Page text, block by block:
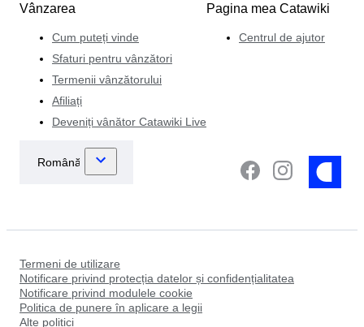
Vânzarea
Cum puteți vinde
Sfaturi pentru vânzători
Termenii vânzătorului
Afiliați
Deveniți vânător Catawiki Live
Pagina mea Catawiki
Centrul de ajutor
Termeni de utilizare
Notificare privind protecția datelor și confidențialitatea
Notificare privind modulele cookie
Politica de punere în aplicare a legii
Alte politici